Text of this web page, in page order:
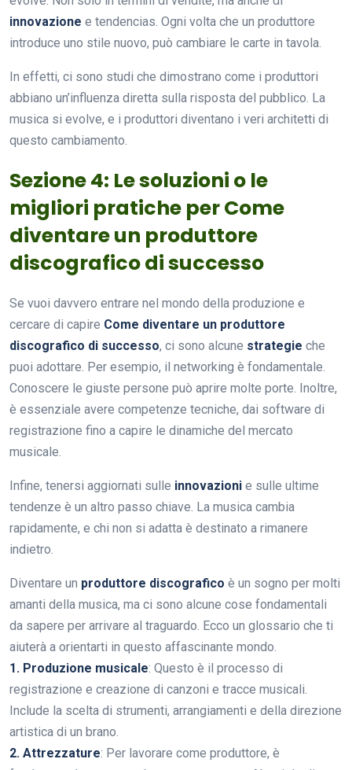
innovazione e tendencias. Ogni volta che un produttore
introduce uno stile nuovo, può cambiare le carte in tavola.
In effetti, ci sono studi che dimostrano come i produttori
abbiano un’influenza diretta sulla risposta del pubblico. La
musica si evolve, e i produttori diventano i veri architetti di
questo cambiamento.
Sezione 4: Le soluzioni o le
migliori pratiche per Come
diventare un produttore
discografico di successo
Se vuoi davvero entrare nel mondo della produzione e
cercare di capire Come diventare un produttore
discografico di successo, ci sono alcune strategie che
puoi adottare. Per esempio, il networking è fondamentale.
Conoscere le giuste persone può aprire molte porte. Inoltre,
è essenziale avere competenze tecniche, dai software di
registrazione fino a capire le dinamiche del mercato
musicale.
Infine, tenersi aggiornati sulle innovazioni e sulle ultime
tendenze è un altro passo chiave. La musica cambia
rapidamente, e chi non si adatta è destinato a rimanere
indietro.
Diventare un produttore discografico è un sogno per molti
amanti della musica, ma ci sono alcune cose fondamentali
da sapere per arrivare al traguardo. Ecco un glossario che ti
aiuterà a orientarti in questo affascinante mondo.
1. Produzione musicale: Questo è il processo di
registrazione e creazione di canzoni e tracce musicali.
Include la scelta di strumenti, arrangiamenti e della direzione
artistica di un brano.
2. Attrezzature: Per lavorare come produttore, è